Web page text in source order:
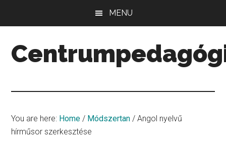
content
sidebar
sidebar
MENU
You are here: Home / Módszertan / Angol nyelvű
hírműsor szerkesztése